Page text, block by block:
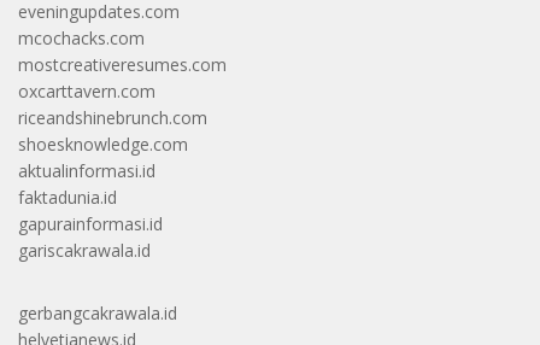
eveningupdates.com
mcochacks.com
mostcreativeresumes.com
oxcarttavern.com
riceandshinebrunch.com
shoesknowledge.com
aktualinformasi.id
faktadunia.id
gapurainformasi.id
gariscakrawala.id
gerbangcakrawala.id
helvetianews.id